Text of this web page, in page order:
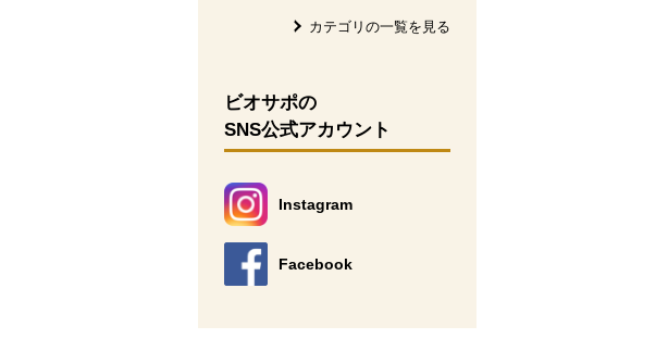
カテゴリの一覧を見る
ビオサポの
SNS公式アカウント
Instagram
別のウィンドウで開きます。
Facebook
別のウィンドウで開きます。